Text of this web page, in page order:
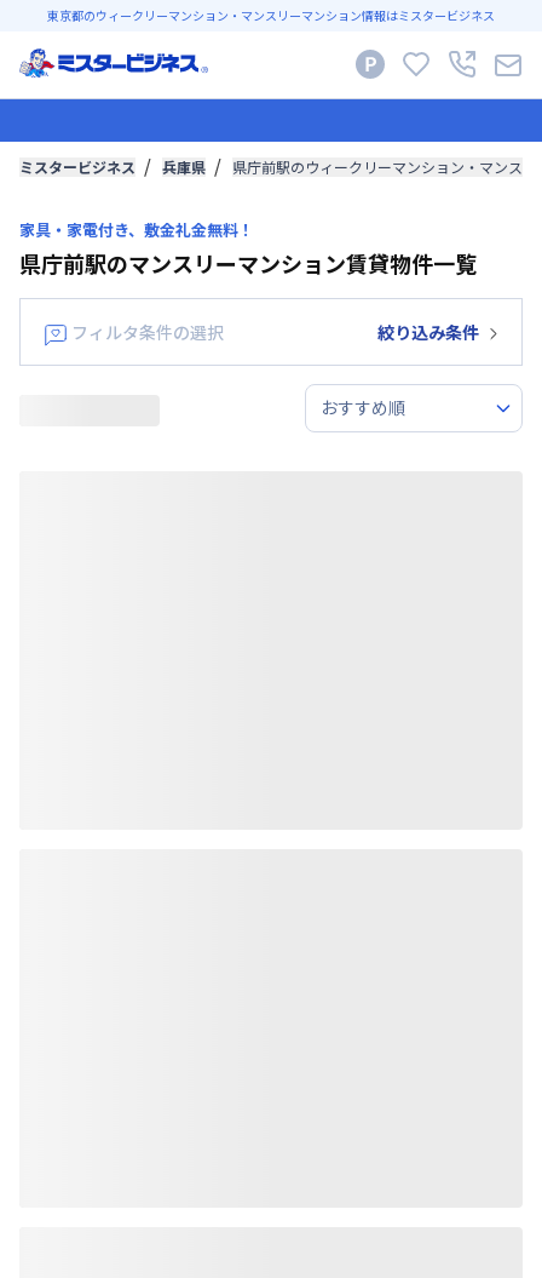
東京都のウィークリーマンション・マンスリーマンション情報はミスタービジネス
ミスタービジネス 兵庫県 県庁前駅のウィークリーマンション・マンス
家具・家電付き、敷金礼金無料！
県庁前駅のマンスリーマンション賃貸物件一覧
フィルタ条件の選択 絞り込み条件